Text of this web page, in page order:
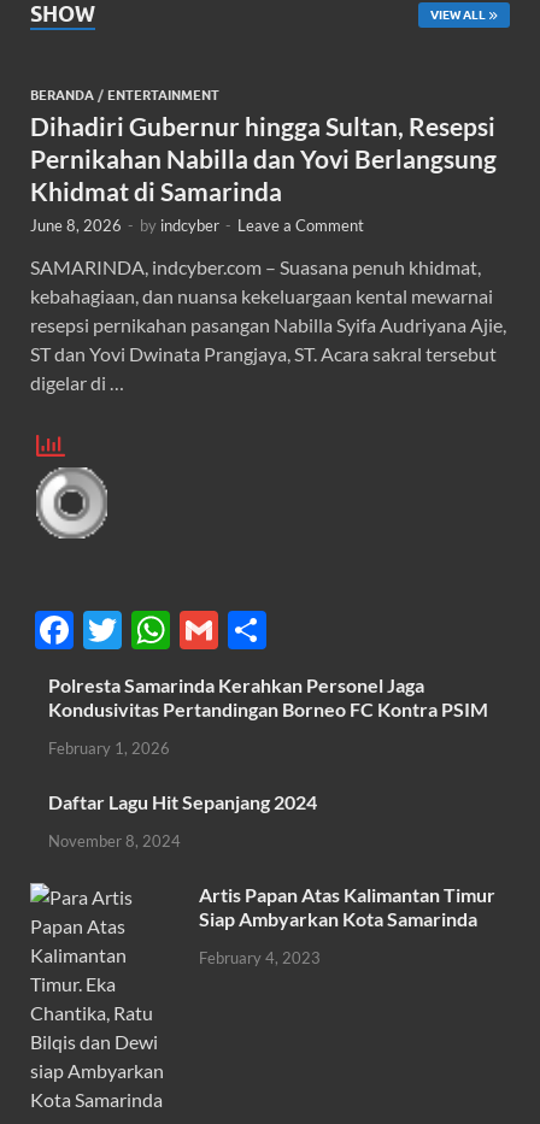
SHOW VIEW ALL
BERANDA / ENTERTAINMENT
Dihadiri Gubernur hingga Sultan, Resepsi
Pernikahan Nabilla dan Yovi Berlangsung
Khidmat di Samarinda
June 8, 2026 - by indcyber - Leave a Comment
SAMARINDA, indcyber.com – Suasana penuh khidmat,
kebahagiaan, dan nuansa kekeluargaan kental mewarnai
resepsi pernikahan pasangan Nabilla Syifa Audriyana Ajie,
ST dan Yovi Dwinata Prangjaya, ST. Acara sakral tersebut
digelar di …
F
ac
e
b
o
o
k
T
w
itt
er
W
h
at
A
p
p
G
m
ail
h
ar
Polresta Samarinda Kerahkan Personel Jaga
Kondusivitas Pertandingan Borneo FC Kontra PSIM
February 1, 2026
Daftar Lagu Hit Sepanjang 2024
November 8, 2024
Artis Papan Atas Kalimantan Timur
Siap Ambyarkan Kota Samarinda
February 4, 2023